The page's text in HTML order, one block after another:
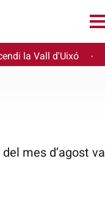
la Vall d'Uixó ·
mes d’agost va